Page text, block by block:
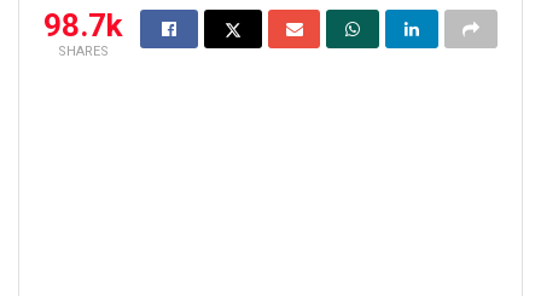
98.7k
SHARES